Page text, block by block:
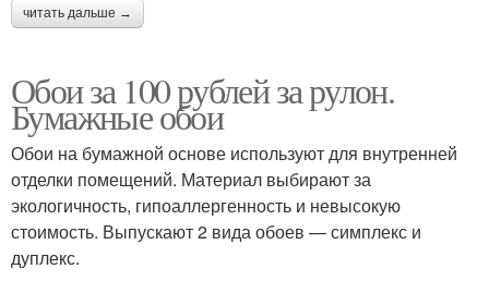
читать дальше →
Обои за 100 рублей за рулон.
Бумажные обои
Обои на бумажной основе используют для внутренней
отделки помещений. Материал выбирают за
экологичность, гипоаллергенность и невысокую
стоимость. Выпускают 2 вида обоев — симплекс и
дуплекс.